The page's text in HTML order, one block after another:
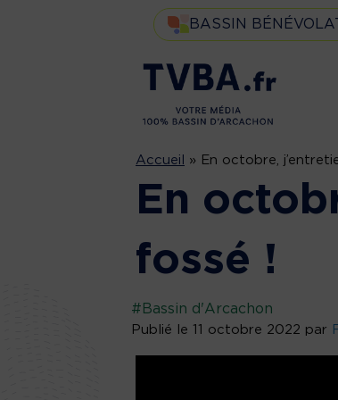
BASSIN
Accueil » En octobre,
En
fossé !
#Bassin d'Arcachon
Publié le 11 octobre 2022 par